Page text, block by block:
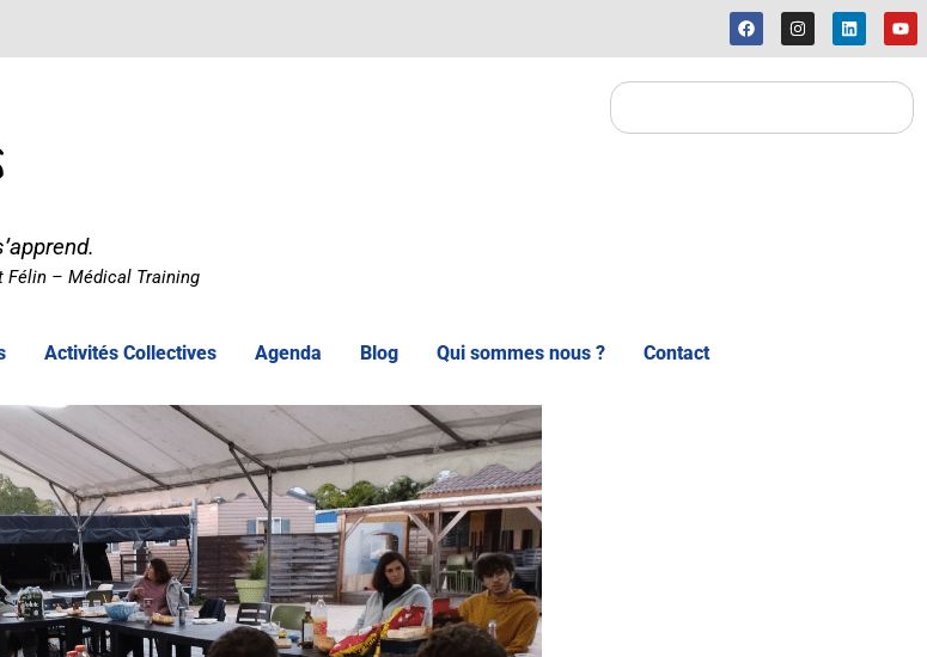
Félin – Médical Training
Activités Collectives Agenda Blog Qui sommes nous ? Contact